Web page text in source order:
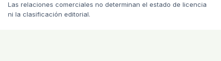
Las relaciones comerciales no determinan el estado de licencia
ni la clasificación editorial.